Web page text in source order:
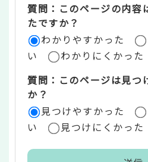
リ
ア
質問：このページの内容
たですか？
わかりやすかった
い
わかりにくかった
質問：このページは見つ
か？
見つけやすかった
い
見つけにくかった